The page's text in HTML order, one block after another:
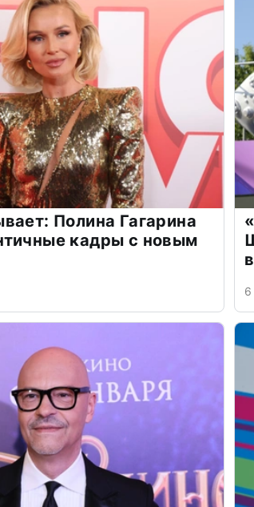
Полина Гагарина
кадры с новым
6